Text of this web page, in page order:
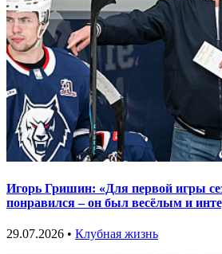
Игорь Гришин: «Для первой игры
понравился – он был весёлым и
29.07.2026 • Клубная жизнь